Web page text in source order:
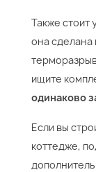
Также стоит
она сделана
ищите
одинаково
Если вы
коттедже,